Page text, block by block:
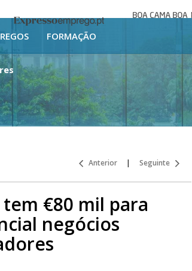
Expresso Emprego
mesa
FORMAÇÃO
Anterior | Seguinte
tem €80 mil para
negócios